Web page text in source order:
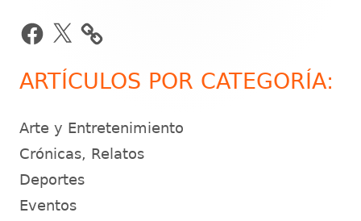
lateral
Facebook
X
ARTÍCULOS POR CATEGORÍA:
Arte y Entretenimiento
Crónicas, Relatos
Deportes
Eventos